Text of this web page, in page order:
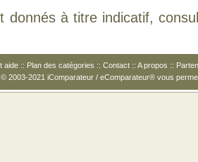
donnés à titre indicatif,
aide :: Plan des catégories :: Contact :: A propos ::
2003-2021 iComparateur / eComparateur® vous